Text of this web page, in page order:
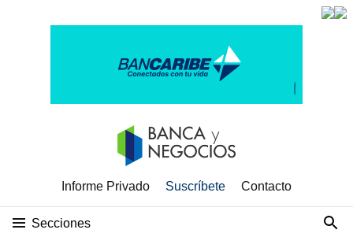
Informe Privado Suscríbete Contacto
Secciones